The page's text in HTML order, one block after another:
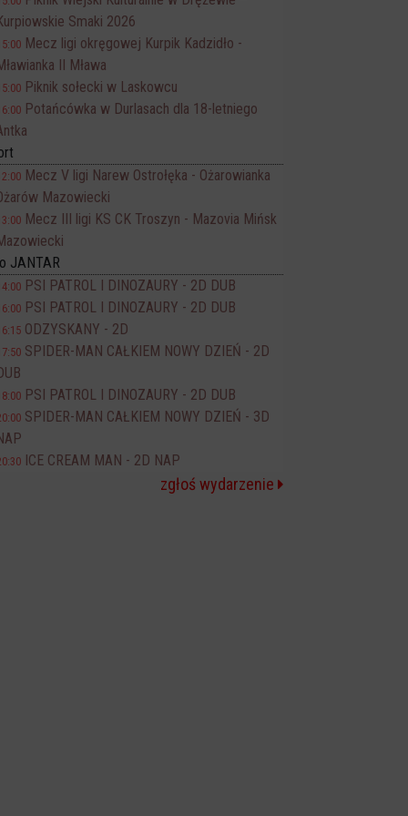
Smaki 2026
Mecz ligi okręgowej Kurpik Kadzidło -
II Mława
Piknik sołecki w Laskowcu
Potańcówka w Durlasach dla 18-letniego
Mecz V ligi Narew Ostrołęka - Ożarowianka
Mazowiecki
Mecz III ligi KS CK Troszyn - Mazovia Mińsk
JANTAR
PSI PATROL I DINOZAURY - 2D DUB
PSI PATROL I DINOZAURY - 2D DUB
ODZYSKANY - 2D
SPIDER-MAN CAŁKIEM NOWY DZIEŃ - 2D
PSI PATROL I DINOZAURY - 2D DUB
SPIDER-MAN CAŁKIEM NOWY DZIEŃ - 3D
ICE CREAM MAN - 2D NAP
zgłoś wydarzenie